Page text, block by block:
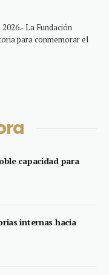
La Fundación
para conmemorar el
capacidad para
internas hacia